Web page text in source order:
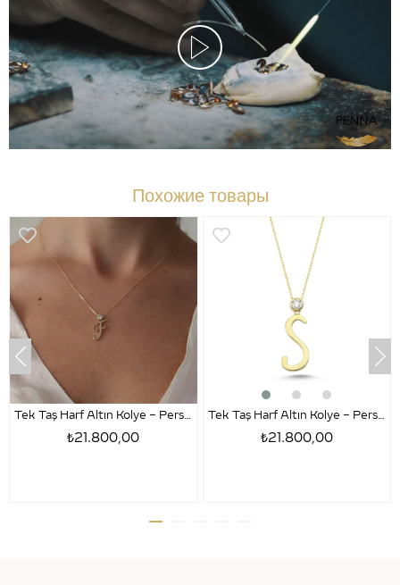
Похожие товары
Tek Taş Harf Altın Kolye – Persona F Harfi
₺21.800,00
Tek Taş Harf Altın Kolye – Persona S Harfi
₺21.800,00